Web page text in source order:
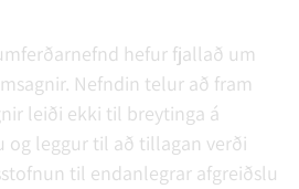
hefur fjallað um
Nefndin telur að fram
leiði ekki til breytinga á
og leggur til að tillagan verði
til endanlegrar afgreiðslu